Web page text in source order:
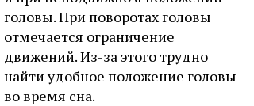
головы. При поворотах головы
отмечается ограничение
движений. Из-за этого трудно
найти удобное положение головы
во время сна.